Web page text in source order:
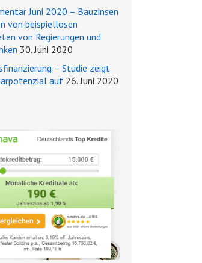
Juni 2020 – Bauzinsen
von beispiellosen
von Regierungen und
30. Juni 2020
– Studie zeigt
auf 26. Juni 2020